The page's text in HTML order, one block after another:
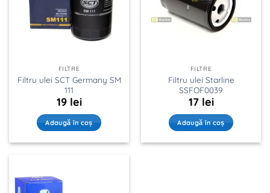
FILTRE
Filtru ulei SCT Germany SM
111
19 lei
Adaugă în coș
FILTRE
Filtru ulei Starline
SSFOF0039
17 lei
Adaugă în coș